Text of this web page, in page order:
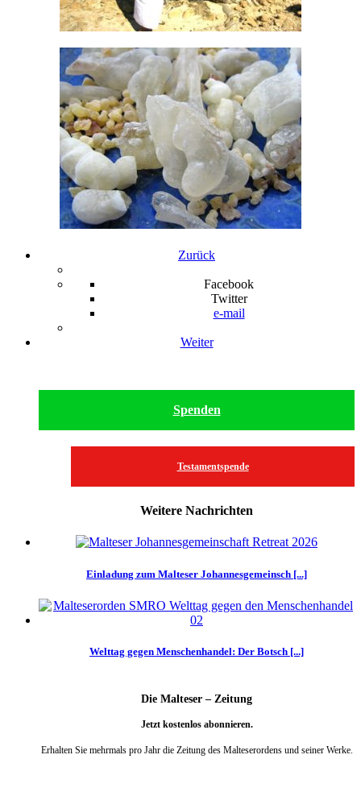
Zurück
Facebook
Twitter
e-mail
Weiter
Spenden
Testamentspende
Weitere Nachrichten
Einladung zum Malteser Johannesgemeinsch [...]
Welttag gegen Menschenhandel: Der Botsch [...]
Die Malteser – Zeitung
Jetzt kostenlos abonnieren.
Erhalten Sie mehrmals pro Jahr die Zeitung des Malteserordens und seiner Werke.